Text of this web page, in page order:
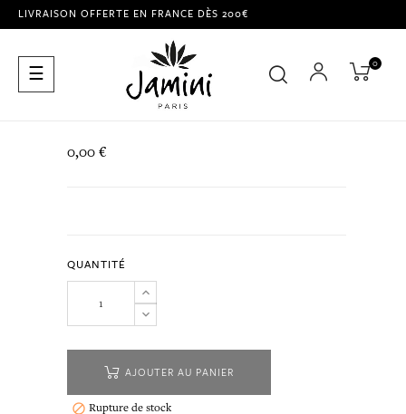
LIVRAISON OFFERTE EN FRANCE DÈS 200€
Basculer
la
☰ 0
0,00 €
QUANTITÉ
AJOUTER AU PANIER
 Rupture de stock